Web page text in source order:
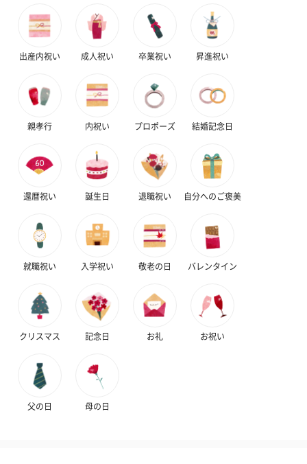
出産内祝い 成人祝い 卒業祝い 昇進祝い
親孝行 内祝い プロポーズ 結婚記念日
還暦祝い 誕生日 退職祝い 自分へのご褒美
就職祝い 入学祝い 敬老の日 バレンタイン
クリスマス 記念日 お礼 お祝い
父の日 母の日